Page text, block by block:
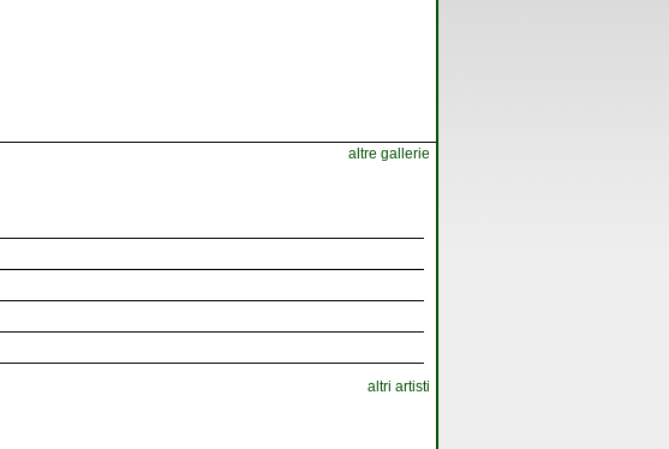
altre gallerie
altri artisti